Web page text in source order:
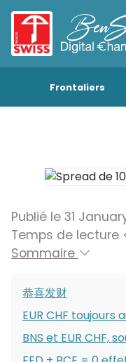
Frontaliers
Publié le 31
Temps de lecture
Sommaire
恭喜发财
EUR CHF toujours
BNS et EUR CHF,